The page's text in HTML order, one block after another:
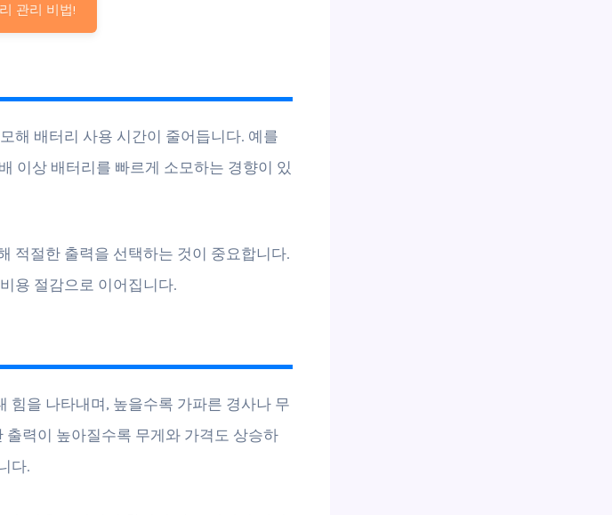
관리 비법!
해 배터리 사용 시간이 줄어듭니다. 예를
이상 배터리를 빠르게 소모하는 경향이 있
적절한 출력을 선택하는 것이 중요합니다.
용 절감으로 이어집니다.
힘을 나타내며, 높을수록 가파른 경사나 무
력이 높아질수록 무게와 가격도 상승하
다.